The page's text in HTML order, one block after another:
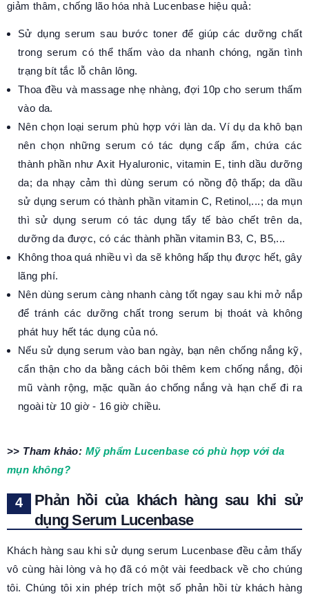
giảm thâm, chống lão hóa nhà Lucenbase hiệu quả:
Sử dụng serum sau bước toner để giúp các dưỡng chất
trong serum có thể thấm vào da nhanh chóng, ngăn tình
trạng bít tắc lỗ chân lông.
Thoa đều và massage nhẹ nhàng, đợi 10p cho serum thấm
vào da.
Nên chọn loại serum phù hợp với làn da. Ví dụ da khô bạn
nên chọn những serum có tác dụng cấp ẩm, chứa các
thành phần như Axit Hyaluronic, vitamin E, tinh dầu dưỡng
da; da nhạy cảm thì dùng serum có nồng độ thấp; da dầu
sử dụng serum có thành phần vitamin C, Retinol,...; da mụn
thì sử dụng serum có tác dụng tẩy tế bào chết trên da,
dưỡng da được, có các thành phần vitamin B3, C, B5,...
Không thoa quá nhiều vì da sẽ không hấp thụ được hết, gây
lãng phí.
Nên dùng serum càng nhanh càng tốt ngay sau khi mở nắp
để tránh các dưỡng chất trong serum bị thoát và không
phát huy hết tác dụng của nó.
Nếu sử dụng serum vào ban ngày, bạn nên chống nắng kỹ,
cẩn thận cho da bằng cách bôi thêm kem chống nắng, đội
mũ vành rộng, mặc quần áo chống nắng và hạn chế đi ra
ngoài từ 10 giờ - 16 giờ chiều.
>> Tham khảo: Mỹ phẩm Lucenbase có phù hợp với da
mụn không?
Phản hồi của khách hàng sau khi sử
dụng Serum Lucenbase
Khách hàng sau khi sử dụng serum Lucenbase đều cảm thấy
vô cùng hài lòng và họ đã có một vài feedback về cho chúng
tôi. Chúng tôi xin phép trích một số phản hồi từ khách hàng